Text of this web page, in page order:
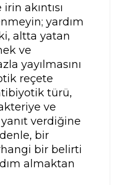
akıntısı
yardım
altta yatan
ve
yayılmasını
reçete
türü,
ve
verdiğine
bir
bir belirti
almaktan